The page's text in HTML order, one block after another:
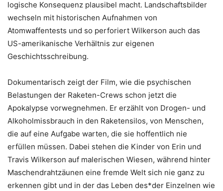
logische Konsequenz plausibel macht. Landschaftsbilder
wechseln mit historischen Aufnahmen von
Atomwaffentests und so perforiert Wilkerson auch das
US-amerikanische Verhältnis zur eigenen
Geschichtsschreibung.
Dokumentarisch zeigt der Film, wie die psychischen
Belastungen der Raketen-Crews schon jetzt die
Apokalypse vorwegnehmen. Er erzählt von Drogen- und
Alkoholmissbrauch in den Raketensilos, von Menschen,
die auf eine Aufgabe warten, die sie hoffentlich nie
erfüllen müssen. Dabei stehen die Kinder von Erin und
Travis Wilkerson auf malerischen Wiesen, während hinter
Maschendrahtzäunen eine fremde Welt sich nie ganz zu
erkennen gibt und in der das Leben des*der Einzelnen wie